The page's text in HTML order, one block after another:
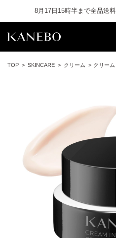
8月17日15時半まで全品送
TOP SKINCARE クリーム クリー